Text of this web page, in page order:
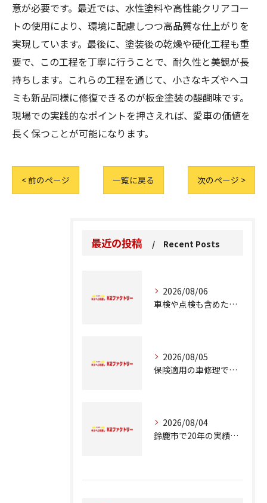
意が必要です。最近では、水性塗料や高性能クリアコー
トの使用により、環境に配慮しつつ高品質な仕上がりを
実現しています。最後に、塗装後の乾燥や硬化工程も重
要で、この工程を丁寧に行うことで、耐久性と美観が長
持ちします。これらの工程を通じて、小さなキズやヘコ
ミも新品同様に修復できるのが板金塗装の醍醐味です。
現場での実践的なポイントを押さえれば、愛車の価値を
長く保つことが可能になります。
< 前のページ 一覧に戻る 次のページ >
最近の投稿 Recent Posts
2026/08/06
車検や点検も含めた車修理の重要ポイント解説
2026/08/05
保険適用の車修理で知っておくべきポイント
2026/08/04
鈴鹿市で20年の実績が語る車修理のこだわり